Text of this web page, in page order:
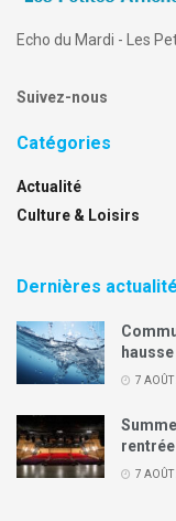
Echo du Mardi - Les
Suivez-nous
Catégories
Actualité
Culture & Loisirs
Dernières
7
7